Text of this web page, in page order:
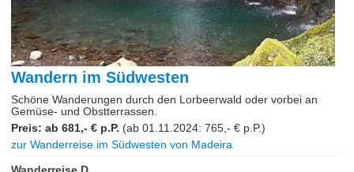
Wandern im Südwesten
Schöne Wanderungen durch den Lorbeerwald oder vorbei an
Gemüse- und Obstterrassen.
Preis: ab 681,- € p.P. (ab 01.11.2024: 765,- € p.P.)
zur Wanderreise im Südwesten von Madeira